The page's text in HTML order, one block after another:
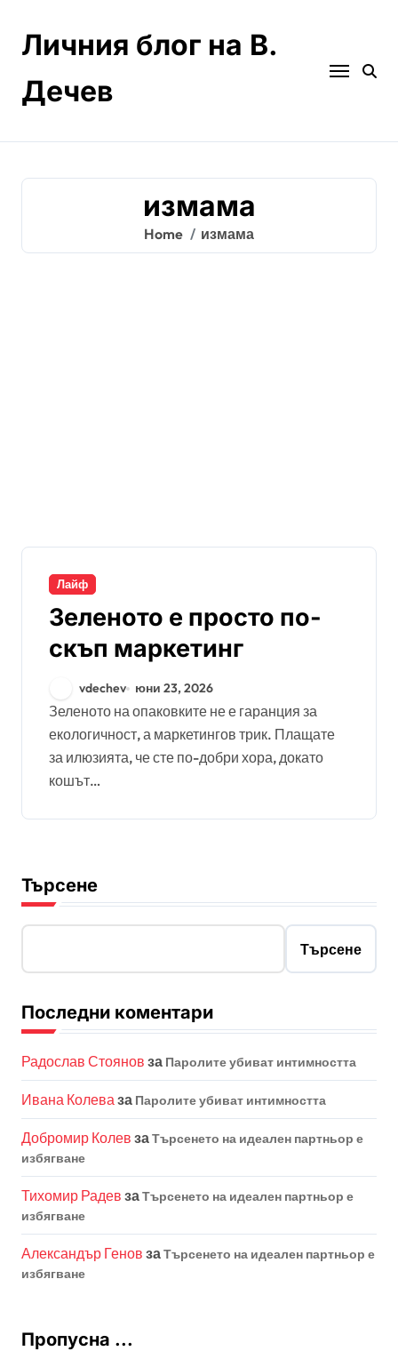
contentЛичния блог на В.
Дечев
измама
Home измама
Лайф
Зеленото е просто по-
скъп маркетинг
vdechev юни 23, 2026
Зеленото на опаковките не е гаранция за
екологичност, а маркетингов трик. Плащате
за илюзията, че сте по-добри хора, докато
кошът…
Търсене
Търсене
Последни коментари
Радослав Стоянов за Паролите убиват интимността
Ивана Колеваза Паролите убиват интимността
Добромир Колев заТърсенето на идеален партньор е
избягване
Тихомир Радев заТърсенето на идеален партньор е
избягване
Александър Генов заТърсенето на идеален партньор е
избягване
Пропусна ...